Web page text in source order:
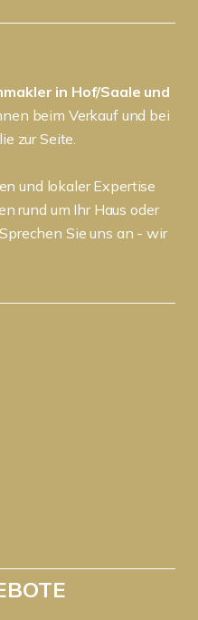
in Hof/Saale und
beim Verkauf und bei
zur Seite.
und lokaler Expertise
rund um Ihr Haus oder
Sie uns an - wir